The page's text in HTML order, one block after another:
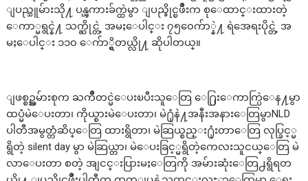
ျပည္သူမ်ားသို႔ ပန္ၾကားခ်က္ထဲမွာ ျပည္ခိုင္ၿဖိဳးက စုေထာင္းထားတဲ့
ေကာ္မရွင္နဲ႔ သက္ဆိုင္တဲ့ အမႈေပါင္း ၇၅၀ေက်ာ္နဲ႔ ရဲအေရးပိုင္တဲ့ အ
မႈေပါင္း ၁၁၀ ေက်ာ္ရွိတယ္လို႔ ဆိုပါတယ္။
ျဖစ္စဥ္အမ်ားစုက ႀကိဳတင္မဲေပးၿပီးသူေတြ ေ႐ြးေကာက္ပြဲေန႔မွာ
ထပ္မံမဲေပးတာ၊ ကိုယ္စားမဲေပးတာ၊ မဲ႐ုံနဲ႔အနီးအနားေတြမွာNLD
ပါတီအမွတ္တံဆိပ္ေတြ ထားရွိတာ၊ မဲဆြယ္စည္း႐ုံးတာေတြ လုပ္ခြင့္မ
ရွိတဲ့ silent day မွာ မဲဆြယ္တာ၊ မဲေပးခြင့္မရွိတဲ့ကေလးသူငယ္ေတြ မဲ
လာေပးတာ စတဲ့ အျငင္းပြားမႈေတြကို အမ်ားဆုံးေတြ႕ရွိရတ